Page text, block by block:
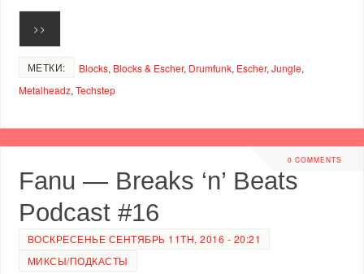
>>
МЕТКИ: Blocks, Blocks & Escher, Drumfunk, Escher, Jungle,
Metalheadz, Techstep
0 COMMENTS
Fanu — Breaks ‘n’ Beats
Podcast #16
ВОСКРЕСЕНЬЕ СЕНТЯБРЬ 11TH, 2016 - 20:21
МИКСЫ/ПОДКАСТЫ